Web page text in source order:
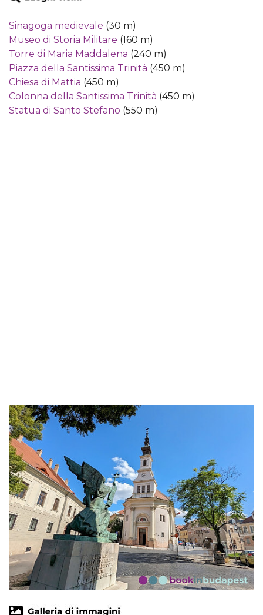
Sinagoga medievale (30 m)
Museo di Storia Militare (160 m)
Torre di Maria Maddalena (240 m)
Piazza della Santissima Trinità (450 m)
Chiesa di Mattia (450 m)
Colonna della Santissima Trinità (450 m)
Statua di Santo Stefano (550 m)